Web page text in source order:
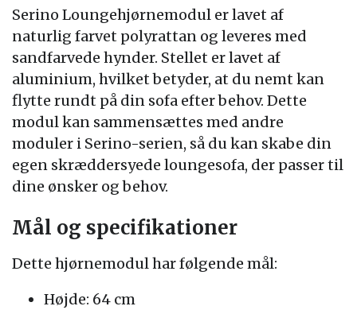
Serino Loungehjørnemodul er lavet af
naturlig farvet polyrattan og leveres med
sandfarvede hynder. Stellet er lavet af
aluminium, hvilket betyder, at du nemt kan
flytte rundt på din sofa efter behov. Dette
modul kan sammensættes med andre
moduler i Serino-serien, så du kan skabe din
egen skræddersyede loungesofa, der passer til
dine ønsker og behov.
Mål og specifikationer
Dette hjørnemodul har følgende mål:
Højde: 64 cm